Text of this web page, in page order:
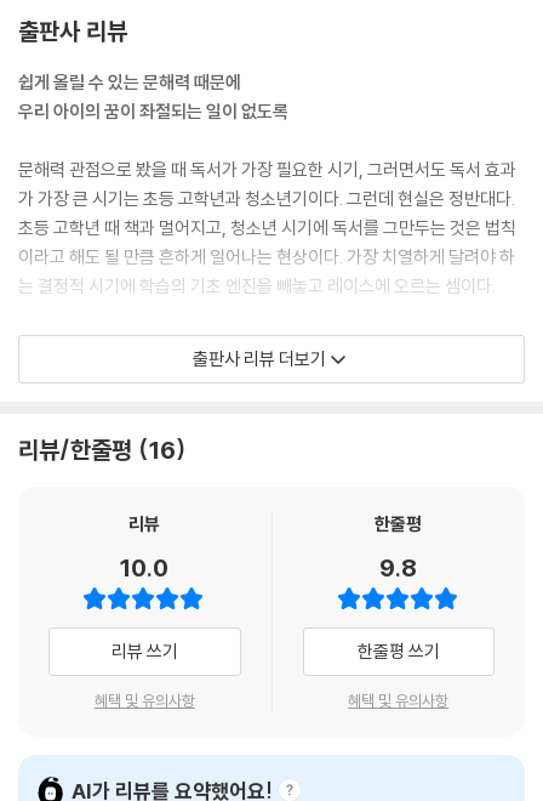
1. 대입을 준비하는 중등 3학년, 고등학생 독서 지도의 핵심은 무엇인가
2. 교과 상식이 부족한 중3, 이대로 고등학교에 가도 괜찮을까요?
3. 수능 국어영역으로 문해력을 측정하는 방법이 궁금해요
5. 발등에 불 떨어진 입시생, 단기간에 문해력을 끌어올리는 방법은 없나
요?
6. 문해력을 지속적으로 향상하는 방법은 무엇인가요?
부록. 독서충실도 테스트를 가정에서 활용하는 방법
2. 상황별 독서퀴즈 세트 활용법
재조차 스스로 읽지 않게 되며, 학습만화에 빠져있으면 독서 시간에도 글
을 읽고 이해하지 않게 됩니다.
--- 「37쪽」중에서
문해력의 관점으로 봤을 때 독서가 가장 필요한 시기, 독서 효과가 가장 큰
시기는 초등 고학년과 청소년기입니다. 그런데 현실은 정반대입니다. 초등
고학년 때 책과 멀어지고, 청소년 시기에 독서를 그만두는 것은 법칙이라
고 해도 될 만큼 일반적인 현상이니까요. 책과 멀어지는 아이, 이미 독서를
그만둔 아이의 손에 책을 다시 쥐여주려면 아이의 문제점을 정확히 파악하
--- 「89쪽」중에서
책을 싫어하는 아이, 그동안 책을 읽지 않았던 아이는 문해력의 높고 낮음
연령에 맞는 책을 주면 설사 그 책을 읽을 수 있는 문해력을 갖추고 있더라
은 책 중에 재미있는 책을 찾는 것입니다.
--- 「107쪽」중에서
평소에 정독으로 책을 읽으면 손쉽게 문해력을 키울 수 있습니다. 속도는
이렇게 고득점을 올릴 수 있는 탄탄한 문해력을 만든 후에 수능 국어영역
문제 풀이를 거듭하면서 시간을 단축하는 훈련을 하는 것으로 끌어올려야
합니다. 이 훈련을 보통 ‘수능 준비’라고 하지요.
출판사 리뷰
쉽게 올릴 수 있는 문해력 때문에
우리 아이의 꿈이 좌절되는 일이 없도록
문해력 관점으로 봤을 때 독서가 가장 필요한 시기, 그러면서도 독서 효과
가 가장 큰 시기는 초등 고학년과 청소년기이다. 그런데 현실은 정반대다.
초등 고학년 때 책과 멀어지고, 청소년 시기에 독서를 그만두는 것은 법칙
이라고 해도 될 만큼 흔하게 일어나는 현상이다. 가장 치열하게 달려야 하
는 결정적 시기에 학습의 기초 엔진을 빼놓고 레이스에 오르는 셈이다.
자기 종목 훈련만 하는 운동선수는 좋은 성적을 거둘 수 없다. 운동에 필요
한 근력을 키우려면 반드시 웨이트 트레이닝을 해야 한다. 학습도 마찬가
모래 위에 공들여 성을 쌓는 것이나 마찬가지다. 게다가 유튜브와 숏폼으
용할 수밖에 없다.
입시라는 벽이 점점 다가올수록 시간적으로도 심리적으로도 책 읽을 여유
를 내기란 쉽지가 않다. 문해력이 엄청나게 많은 책을 읽어야만 겨우 향상
되는 무거운 능력이라는 오해가 만연한 탓이다. 실제 교육 현장에서 독서
지도를 해온 최승필 작가가 가장 안타까워하는 부분이 바로 이 지점이다.
문해력은 책을 제대로 이해하기만 하면 한 권 한 권 읽을 때마다 가파르게
더군다나 학업성취도를 판가름하는 요소들은 서로 긴밀하게 연결되어 있
출판사 리뷰 더보기
리뷰/한줄평 16
리뷰
10.0
리뷰 쓰기
혜택 및 유의사항
한줄평
9.8
한줄평 쓰기
혜택 및 유의사항
AI가 리뷰를 요약했어요!